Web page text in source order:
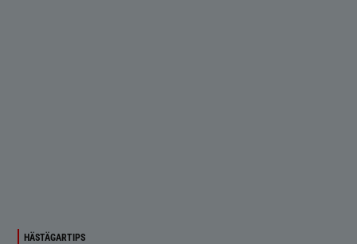
HÄSTÄGARTIPS